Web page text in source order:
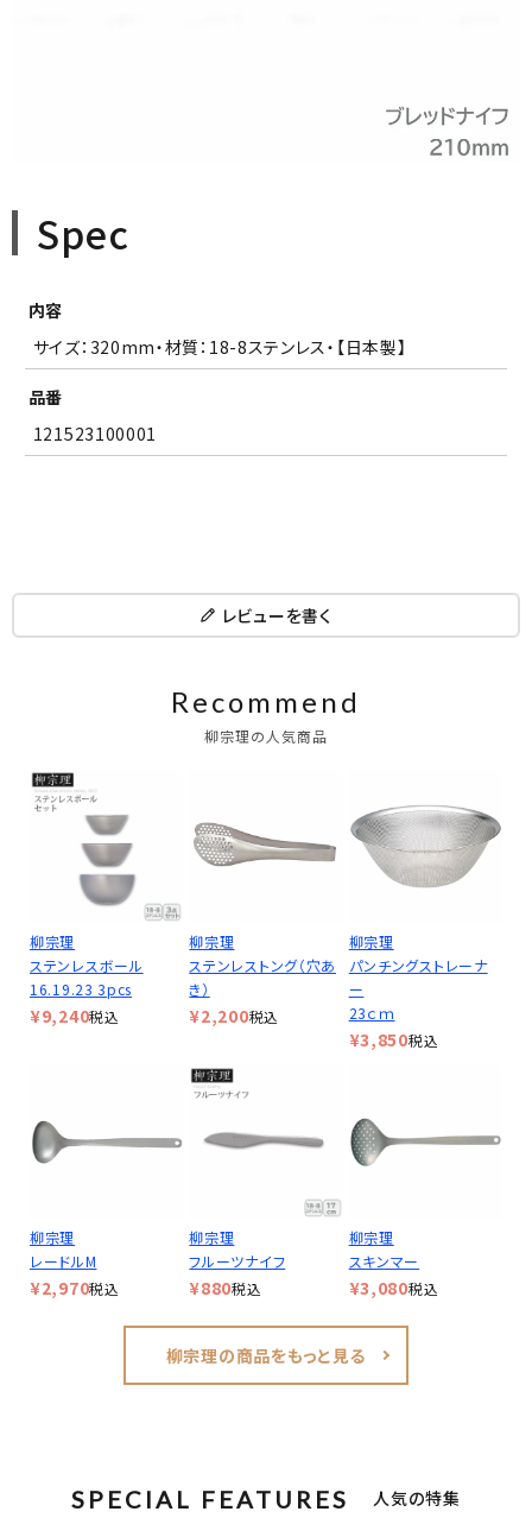
Spec
内容
サイズ：320mm・材質：18-8ステンレス・【日本製】
品番
121523100001
レビューを書く
Recommend
柳宗理の人気商品
柳宗理
ステンレスボール
16.19.23 3pcs
¥9,240税込
柳宗理
ステンレストング（穴あ
き）
¥2,200税込
柳宗理
パンチングストレーナ
ー
23ｃｍ
¥3,850税込
柳宗理
レードルM
¥2,970税込
柳宗理
フルーツナイフ
¥880税込
柳宗理
スキンマー
¥3,080税込
柳宗理の商品をもっと見る
SPECIAL FEATURES 人気の特集